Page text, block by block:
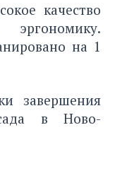
качество
на 1
завершения
в Ново-